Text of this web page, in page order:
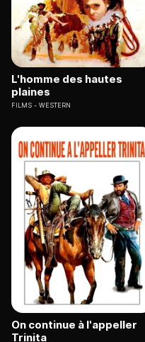
L'homme des hautes
plaines
FILMS WESTERN
On continue à l'appeller
Trinita